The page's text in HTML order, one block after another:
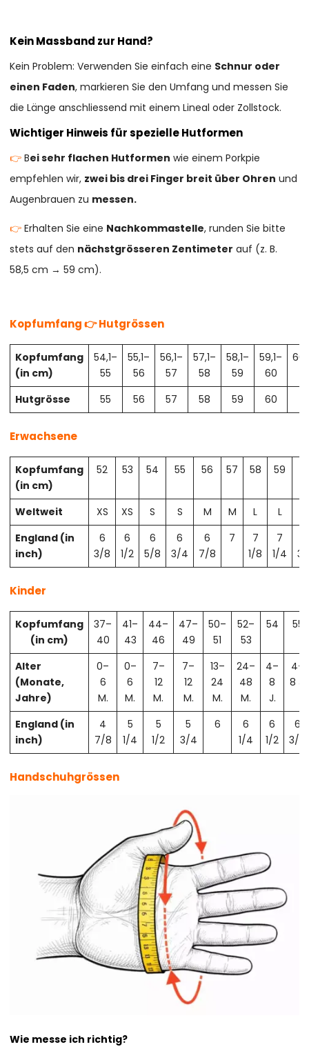
Kein Massband zur Hand?
Kein Problem: Verwenden Sie einfach eine Schnur oder
einen Faden, markieren Sie den Umfang und messen Sie
die Länge anschliessend mit einem Lineal oder Zollstock.
Wichtiger Hinweis für spezielle Hutformen
👉Bei sehr flachen Hutformen wie einem Porkpie
empfehlen wir, zwei bis drei Finger breit über Ohren und
Augenbrauen zu messen.
👉Erhalten Sie eine Nachkommastelle, runden Sie bitte
stets auf den nächstgrösseren Zentimeter auf (z. B.
58,5 cm → 59 cm).
Kopfumfang 👉 Hutgrössen
Kopfumfang
(in cm)
54,1–
55
55,1–
56
56,1–
57
57,1–
58
58,1–
59
59,1–
60
Hutgrösse
55 56 57 58 59 60
Erwachsene
Kopfumfang
(in cm)
52 53 54 55 56 57 58 59
Weltweit XS XS S S M M L L
England (in
inch)
6
3/8
6
1/2
6
5/8
6
3/4
6
7/8
7
7
1/8
7
1/4
Kinder
Kopfumfang
(in cm)
37–
40
41–
43
44–
46
47–
49
50–
51
52–
53
54 55
Alter
(Monate,
Jahre)
0–
6
M.
0–
6
M.
7–
12
M.
7–
12
M.
13–
24
M.
24–
48
M.
4–
8
J.
4–
8 J.
England (in
inch)
4
7/8
5
1/4
5
1/2
5
3/4
6
6
1/4
6
1/2
6
3/4
Handschuhgrössen
Wie messe ich richtig?